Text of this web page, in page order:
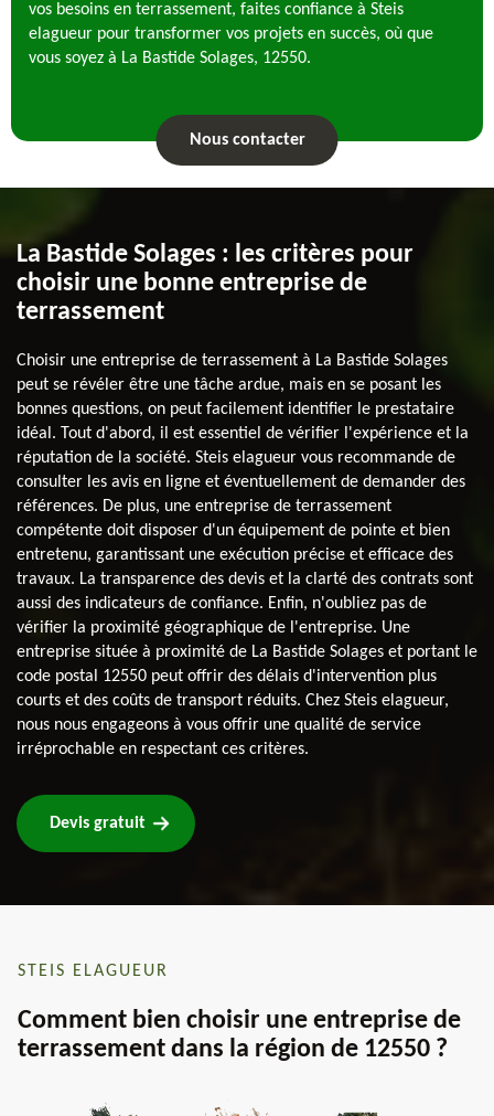
vos besoins en terrassement, faites confiance à Steis
elagueur pour transformer vos projets en succès, où que
vous soyez à La Bastide Solages, 12550.
Nous contacter
La Bastide Solages : les critères pour
choisir une bonne entreprise de
terrassement
Choisir une entreprise de terrassement à La Bastide Solages
peut se révéler être une tâche ardue, mais en se posant les
bonnes questions, on peut facilement identifier le prestataire
idéal. Tout d'abord, il est essentiel de vérifier l'expérience et la
réputation de la société. Steis elagueur vous recommande de
consulter les avis en ligne et éventuellement de demander des
références. De plus, une entreprise de terrassement
compétente doit disposer d'un équipement de pointe et bien
entretenu, garantissant une exécution précise et efficace des
travaux. La transparence des devis et la clarté des contrats sont
aussi des indicateurs de confiance. Enfin, n'oubliez pas de
vérifier la proximité géographique de l'entreprise. Une
entreprise située à proximité de La Bastide Solages et portant le
code postal 12550 peut offrir des délais d'intervention plus
courts et des coûts de transport réduits. Chez Steis elagueur,
nous nous engageons à vous offrir une qualité de service
irréprochable en respectant ces critères.
Devis gratuit
STEIS ELAGUEUR
Comment bien choisir une entreprise de
terrassement dans la région de 12550 ?